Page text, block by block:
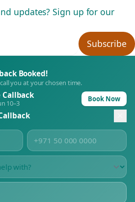
updates? Sign up for our
Subscribe
Booked!
you at your chosen time.
Callback
10–3 Book Now